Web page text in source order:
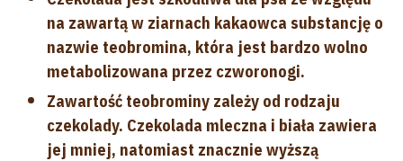
na zawartą w ziarnach kakaowca substancję o
nazwie teobromina, która jest bardzo wolno
metabolizowana przez czworonogi.
Zawartość teobrominy zależy od rodzaju
czekolady. Czekolada mleczna i biała zawiera
jej mniej, natomiast znacznie wyższą